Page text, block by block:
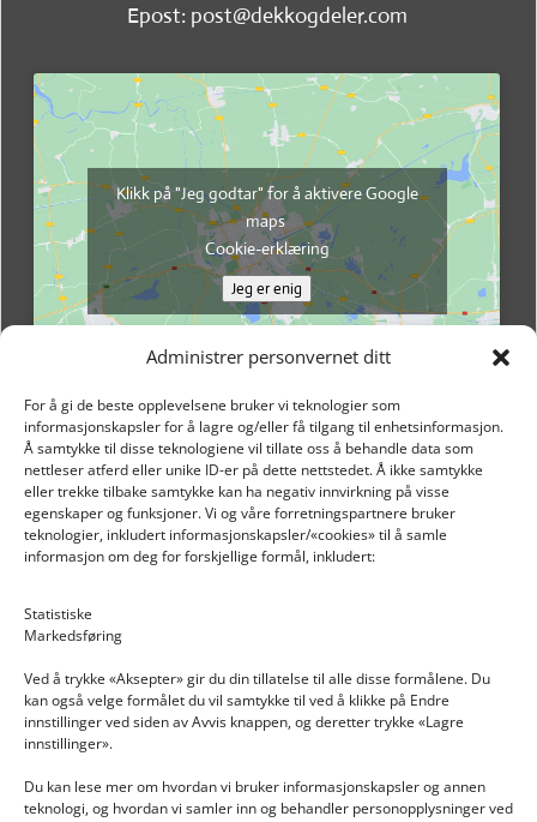
Administrer personvernet ditt
For å gi de beste opplevelsene bruker vi teknologier som
informasjonskapsler for å lagre og/eller få tilgang til enhetsinformasjon.
Å samtykke til disse teknologiene vil tillate oss å behandle data som
nettleser atferd eller unike ID-er på dette nettstedet. Å ikke samtykke
eller trekke tilbake samtykke kan ha negativ innvirkning på visse
egenskaper og funksjoner. Vi og våre forretningspartnere bruker
teknologier, inkludert informasjonskapsler/«cookies» til å samle
informasjon om deg for forskjellige formål, inkludert:
Statistiske
Markedsføring
Ved å trykke «Aksepter» gir du din tillatelse til alle disse formålene. Du
kan også velge formålet du vil samtykke til ved å klikke på Endre
innstillinger ved siden av Avvis knappen, og deretter trykke «Lagre
innstillinger».
Du kan lese mer om hvordan vi bruker informasjonskapsler og annen
teknologi, og hvordan vi samler inn og behandler personopplysninger ved
Epost: post@dekkogdeler.com
Klikk på "Jeg godtar" for å aktivere Google
maps
Cookie-erklæring
Jeg er enig
INFORMASJON